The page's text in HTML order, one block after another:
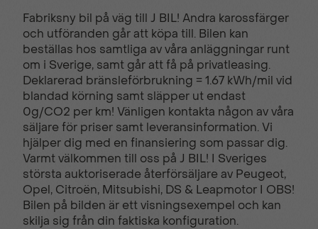
Adaptiv farthållare
Automatisk
klimatanläggning
Defroster sidospeglar
ECO LED-strålkastare
Elektrisk
parkeringsbroms
Elinfällbara sidospeglar Farthållare
Fabriksny bil på väg till J BIL! Andra karossfärger
och utföranden går att köpa till. Bilen kan
beställas hos samtliga av våra anläggningar runt
om i Sverige, samt går att få på privatleasing.
Deklarerad bränsleförbrukning = 1.67 kWh/mil vid
blandad körning samt släpper ut endast
0g/CO2 per km! Vänligen kontakta någon av våra
säljare för priser samt leveransinformation. Vi
hjälper dig med en finansiering som passar dig.
Varmt välkommen till oss på J BIL! I Sveriges
största auktoriserade återförsäljare av Peugeot,
Opel, Citroën, Mitsubishi, DS & Leapmotor I OBS!
Bilen på bilden är ett visningsexempel och kan
skilja sig från din faktiska konfiguration.